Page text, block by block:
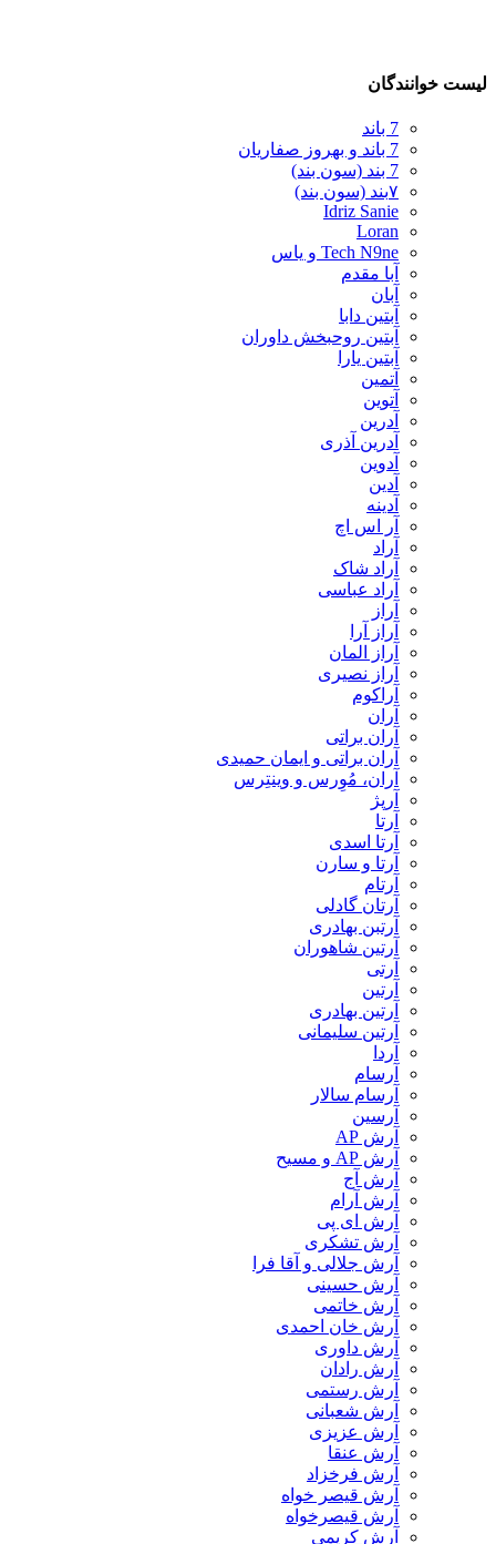
لیست خوانندگان
7 باند
7 باند و بهروز صفاریان
7 بند (سون بند)
۷بند (سون بند)
Idriz Sanie
Loran
Tech N9ne و یاس
آبا مقدم
آبان
آبتین دابا
آبتین روحبخش داوران
آبتین یارا
آتمین
آتوین
آدرین
آدرین آذری
آدوین
آدین
آدینه
آر اس اچ
آراد
آراد شاک
آراد عباسی
آراز
آراز آرا
آراز المان
آراز نصیری
آراکوم
آران
آران براتی
آران براتی و ایمان حمیدی
آران، مُوِرس و وینتِرس
آرپژ
آرتا
آرتا اسدی
آرتا و سارن
آرتام
آرتان گادلی
آرتبن بهادری
آرتين شاهوران
آرتی
آرتین
آرتین بهادری
آرتین سلیمانی
آردا
آرسام
آرسام سالار
آرسین
آرش AP
آرش AP و مسیح
آرش آج
آرش آرام
آرش ای پی
آرش تشکری
آرش جلالی و آقا فرا
آرش حسینی
آرش خاتمی
آرش خان احمدی
آرش داوری
آرش رادان
آرش رستمى
آرش شعبانی
آرش عزیزی
آرش عنقا
آرش فرخزاد
آرش قیصر خواه
آرش قیصرخواه
آرش کریمی